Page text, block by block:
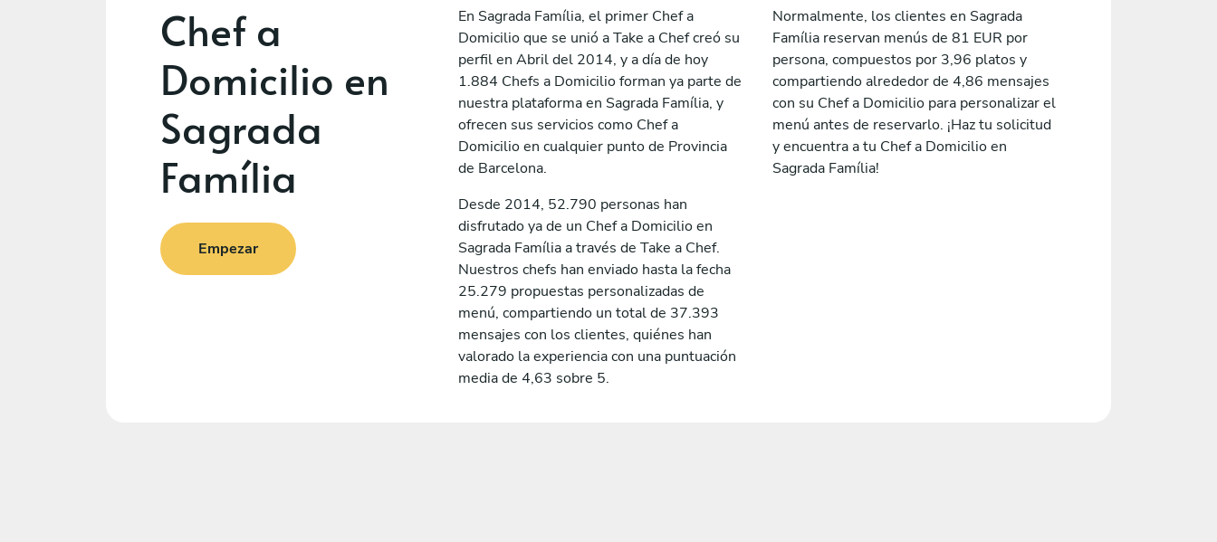
Chef a
Domicilio en
Sagrada
Família
Empezar
En Sagrada Família, el primer Chef a
Domicilio que se unió a Take a Chef creó su
perfil en Abril del 2014, y a día de hoy
1.884 Chefs a Domicilio forman ya parte de
nuestra plataforma en Sagrada Família, y
ofrecen sus servicios como Chef a
Domicilio en cualquier punto de Provincia
de Barcelona.
Desde 2014, 52.790 personas han
disfrutado ya de un Chef a Domicilio en
Sagrada Família a través de Take a Chef.
Nuestros chefs han enviado hasta la fecha
25.279 propuestas personalizadas de
menú, compartiendo un total de 37.393
mensajes con los clientes, quiénes han
valorado la experiencia con una puntuación
media de 4,63 sobre 5.
Normalmente, los clientes en Sagrada
Família reservan menús de 81 EUR por
persona, compuestos por 3,96 platos y
compartiendo alrededor de 4,86 mensajes
con su Chef a Domicilio para personalizar el
menú antes de reservarlo. ¡Haz tu solicitud
y encuentra a tu Chef a Domicilio en
Sagrada Família!